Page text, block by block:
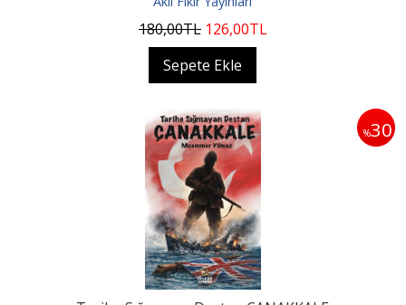
180,00TL 126,00TL
Sepete Ekle
%30